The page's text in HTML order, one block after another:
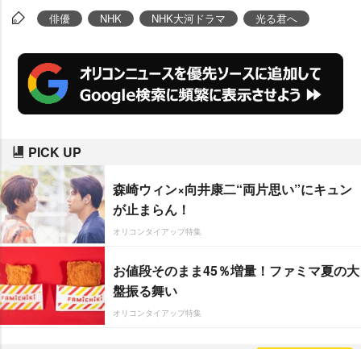
俳優 NHK NHK大河ドラマ 光る君へ
PICK UP
森崎ウィン×向井康二“両片思い”にキュン
が止まらん！
オリコンタイアップ特集
お値段そのまま45％増量！ファミマ夏の大
盤振る舞い
オリコンタイアップ特集